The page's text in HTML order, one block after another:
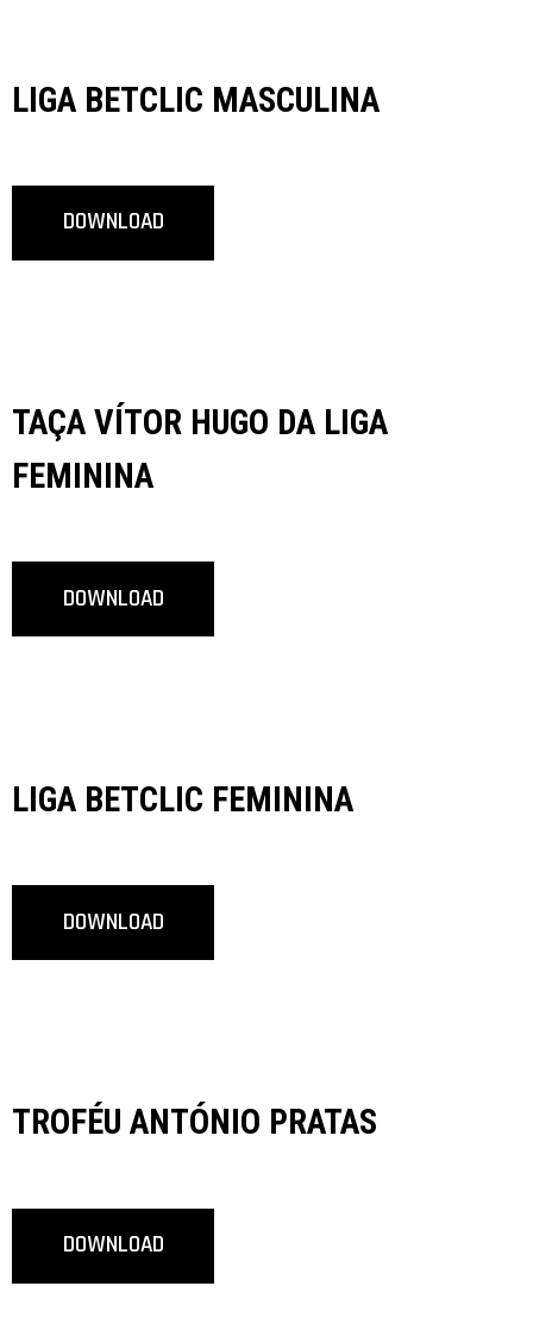
LIGA BETCLIC MASCULINA
DOWNLOAD
TAÇA VÍTOR HUGO DA LIGA
FEMININA
DOWNLOAD
LIGA BETCLIC FEMININA
DOWNLOAD
TROFÉU ANTÓNIO PRATAS
DOWNLOAD